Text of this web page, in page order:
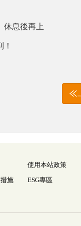
休息後再上
使用本站政策
施 ESG專區